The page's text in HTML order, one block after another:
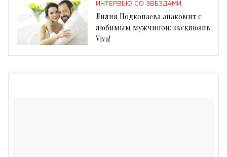
ИНТЕРВЬЮ СО ЗВЕЗДАМИ
Лилия Подкопаева знакомит с
любимым мужчиной: эксклюзив
Viva!